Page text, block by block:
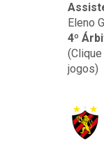
Eleno
4º
jogos)